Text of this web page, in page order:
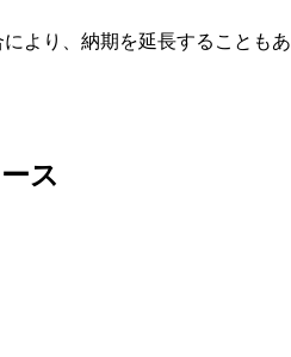
より、納期を延長することもあ
ス